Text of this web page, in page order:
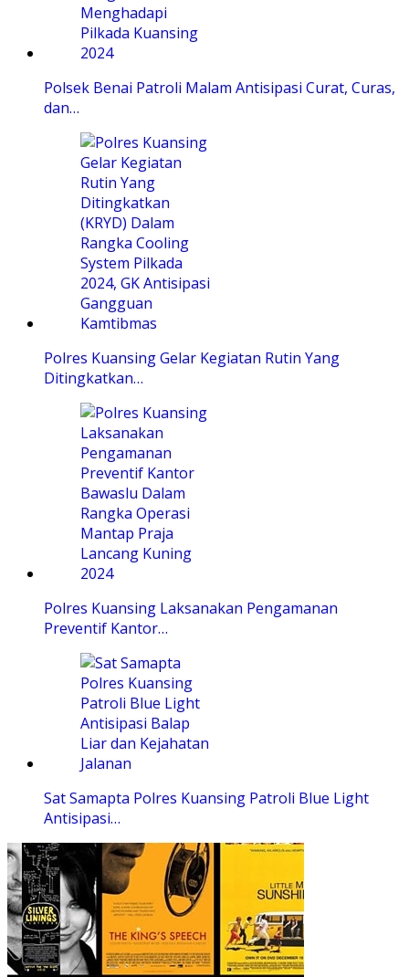
Polsek Benai Patroli Malam Antisipasi Curat, Curas,
dan…
Polres Kuansing Gelar Kegiatan Rutin Yang
Ditingkatkan…
Polres Kuansing Laksanakan Pengamanan
Preventif Kantor…
Sat Samapta Polres Kuansing Patroli Blue Light
Antisipasi…